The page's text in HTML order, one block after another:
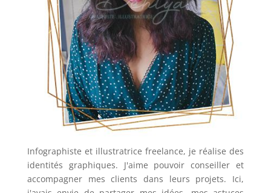
Infographiste et illustratrice freelance, je réalise des
identités graphiques. J'aime pouvoir conseiller et
accompagner mes clients dans leurs projets. Ici,